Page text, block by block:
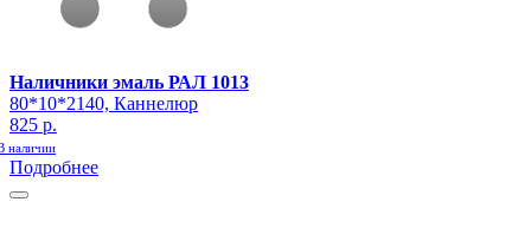
Наличники эмаль РАЛ 1013
80*10*2140, Каннелюр
825 р.
наличии
Подробнее